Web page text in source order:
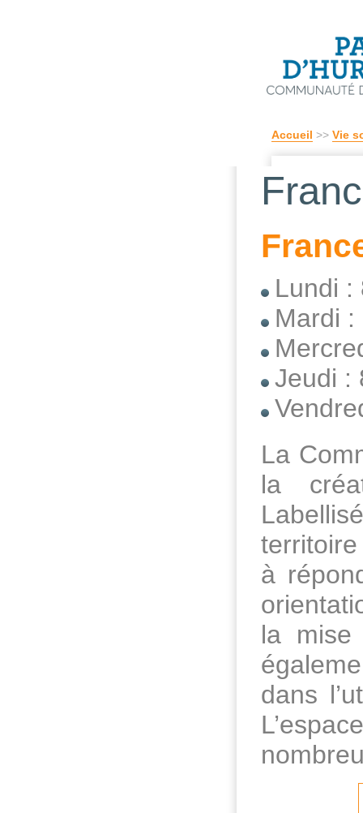
Accueil >> Vie
Lundi :
Mardi
Jeudi :
La
la
à
la mise
dans